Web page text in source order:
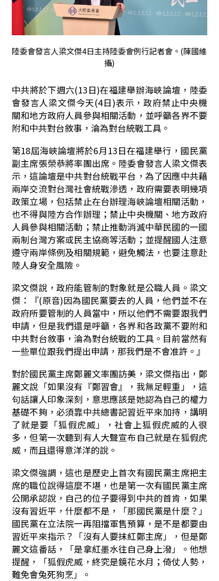
陸委會發言人梁文傑4日主持陸委會例行記者會。(陳國維
攝)
中共將於下週六(13日)在福建舉辦海峽論壇，陸委
會發言人梁文傑今天(4日)表示，政府禁止中央機
關和地方政府人員參與相關活動，並呼籲各界不要
附和中共對台敘事，淪為對台統戰工具。
第18屆海峽論壇將於6月13日在福建舉行，國民黨
副主席張榮恭將率團出席。陸委會發言人梁文傑表
示，這論壇是中共對台統戰平台，為了因應中共藉
兩岸交流對台灣社會統戰滲透，政府需要表明幾項
政策立場，包括禁止在台辦理海峽論壇相關活動，
也不得與陸方合作辦理；禁止中央機關、地方政府
人員參與相關活動；禁止推動消滅中華民國的一國
兩制台灣方案或民主協商等活動；並提醒國人注意
遵守兩岸條例及相關規範，避免觸法，也要注意赴
陸人身安全風險。
梁文傑說，政府能管制的對象就是公職人員。梁文
傑：『(原音)因為國民黨要去的人員，他們並不在
政府所要管制的人員當中，所以他們不需要跟我們
申請，但是我們還是呼籲，各界和各政黨不要附和
中共對台敘事，淪為對台統戰的工具。目前當然有
一些單位跟我們提出申請，那我們是不會准許。』
對於國民黨主席鄭麗文率團訪美，梁文傑指出，鄭
麗文說「如果沒有『鄭習會』，我無足輕重」，這
句話讓人印象深刻，意思應該是她認為自己的權力
基礎不夠，必須靠中共總書記習近平來加持，講明
了就是要「狐假虎威」，社會上狐假虎威的人很
多，但第一次聽到有人大聲宣布自己就是在狐假虎
威，而且還得意洋洋的說。
梁文傑強調，這也是歷史上首次有國民黨主席把主
席的職位說得這麼不堪，也是第一次有國民黨主席
公開承認說，自己的位子要得到中共的首肯，如果
沒有習近平，什麼都不是，「那國民黨是什麼？」
國民黨在立法院一再阻擋軍售預算，是不是都要由
習近平來指示？「沒有人要抹紅鄭主席」，但是鄭
麗文這番話，「是拿紅墨水往自己身上潑」。他想
提醒，「狐假虎威，終究是鏡花水月；倚仗人勢，
難免會兔死狗烹」。